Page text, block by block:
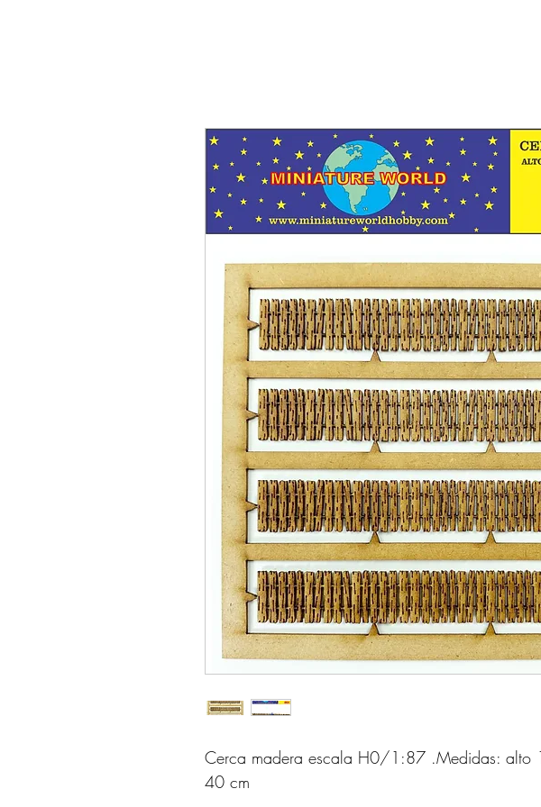
Cerca madera escala H0/1:87 .Medidas: alto
40 cm